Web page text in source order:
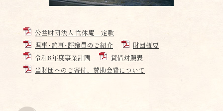
公益財団法人 官休庵 定款
理事･監事･評議員のご紹介
財団概要
令和8年度事業計画
貸借対照表
当財団へのご寄付、賛助会費について